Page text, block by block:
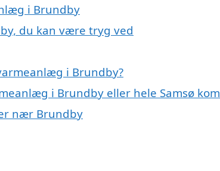
i Brundby
du kan være tryg ved
i Brundby?
i Brundby eller hele Samsø
nær Brundby